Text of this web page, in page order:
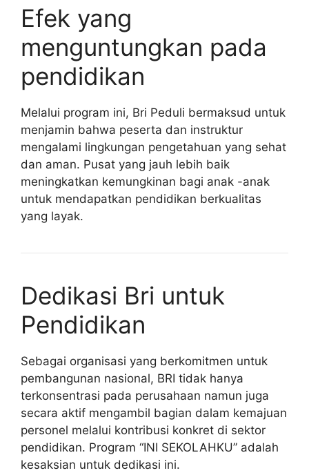
Efek yang
menguntungkan pada
pendidikan
Melalui program ini, Bri Peduli bermaksud untuk
menjamin bahwa peserta dan instruktur
mengalami lingkungan pengetahuan yang sehat
dan aman. Pusat yang jauh lebih baik
meningkatkan kemungkinan bagi anak -anak
untuk mendapatkan pendidikan berkualitas
yang layak.
Dedikasi Bri untuk
Pendidikan
Sebagai organisasi yang berkomitmen untuk
pembangunan nasional, BRI tidak hanya
terkonsentrasi pada perusahaan namun juga
secara aktif mengambil bagian dalam kemajuan
personel melalui kontribusi konkret di sektor
pendidikan. Program “INI SEKOLAHKU” adalah
kesaksian untuk dedikasi ini.